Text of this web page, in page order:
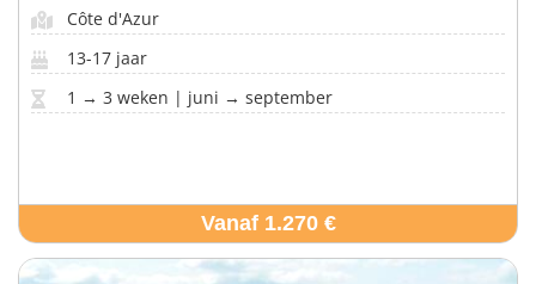
Côte d'Azur
13-17 jaar
1 → 3 weken | juni → september
Vanaf 1.270 €